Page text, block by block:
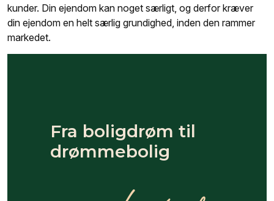
kunder. Din ejendom kan noget særligt, og derfor kræver
din ejendom en helt særlig grundighed, inden den rammer
markedet.
Fra boligdrøm til
drømmebolig